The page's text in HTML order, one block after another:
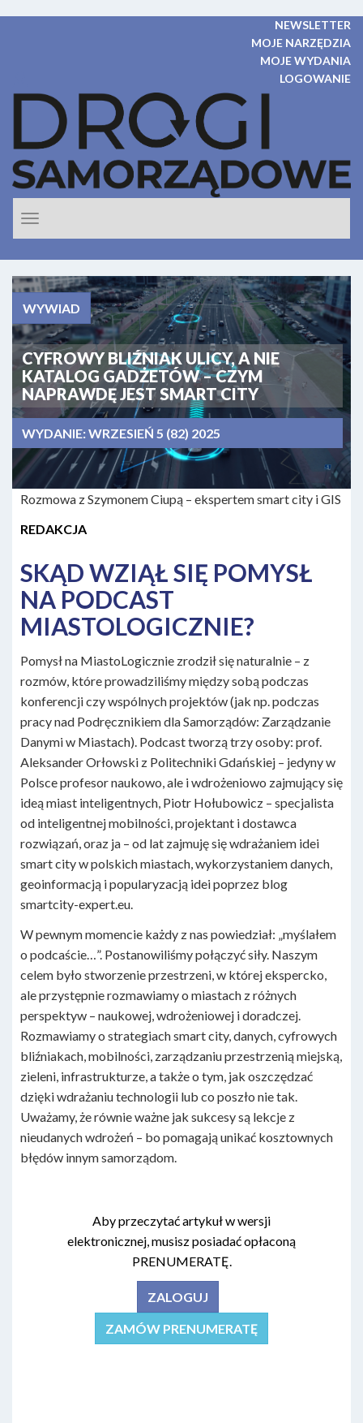
NEWSLETTER
MOJE NARZĘDZIA
MOJE WYDANIA
LOGOWANIE
nawigacje
WYWIAD
CYFROWY BLIŹNIAK ULICY, A NIE
KATALOG GADŻETÓW – CZYM
NAPRAWDĘ JEST SMART CITY
WYDANIE:WRZESIEŃ 5 (82) 2025
Rozmowa z Szymonem Ciupą – ekspertem smart city i GIS
REDAKCJA
SKĄD WZIĄŁ SIĘ POMYSŁ
NA PODCAST
MIASTOLOGICZNIE?
Pomysł na MiastoLogicznie zrodził się naturalnie – z
rozmów, które prowadziliśmy między sobą podczas
konferencji czy wspólnych projektów (jak np. podczas
pracy nad Podręcznikiem dla Samorządów: Zarządzanie
Danymi w Miastach). Podcast tworzą trzy osoby: prof.
Aleksander Orłowski z Politechniki Gdańskiej – jedyny w
Polsce profesor naukowo, ale i wdrożeniowo zajmujący się
ideą miast inteligentnych, Piotr Hołubowicz – specjalista
od inteligentnej mobilności, projektant i dostawca
rozwiązań, oraz ja – od lat zajmuję się wdrażaniem idei
smart city w polskich miastach, wykorzystaniem danych,
geoinformacją i popularyzacją idei poprzez blog
smartcity-expert.eu.
W pewnym momencie każdy z nas powiedział: „myślałem
o podcaście…”. Postanowiliśmy połączyć siły. Naszym
celem było stworzenie przestrzeni, w której ekspercko,
ale przystępnie rozmawiamy o miastach z różnych
perspektyw – naukowej, wdrożeniowej i doradczej.
Rozmawiamy o strategiach smart city, danych, cyfrowych
bliźniakach, mobilności, zarządzaniu przestrzenią miejską,
zieleni, infrastrukturze, a także o tym, jak oszczędzać
dzięki wdrażaniu technologii lub co poszło nie tak.
Uważamy, że równie ważne jak sukcesy są lekcje z
nieudanych wdrożeń – bo pomagają unikać kosztownych
błędów innym samorządom.
Aby przeczytać artykuł w wersji
elektronicznej, musisz posiadać opłaconą
PRENUMERATĘ.
ZALOGUJ
ZAMÓW PRENUMERATĘ